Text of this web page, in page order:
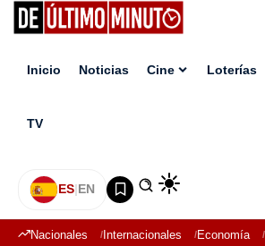
Inicio Noticias Cine Loterías
TV
ES|EN
Nacionales Internacionales Economía